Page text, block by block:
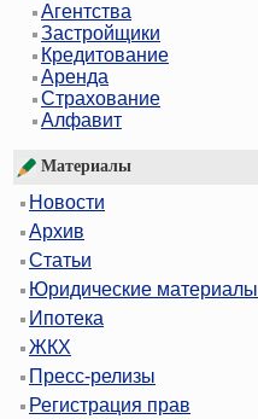
Агентства
Застройщики
Кредитование
Аренда
Страхование
Алфавит
Материалы
Новости
Архив
Статьи
Юридические материалы
Ипотека
ЖКХ
Пресс-релизы
Регистрация прав